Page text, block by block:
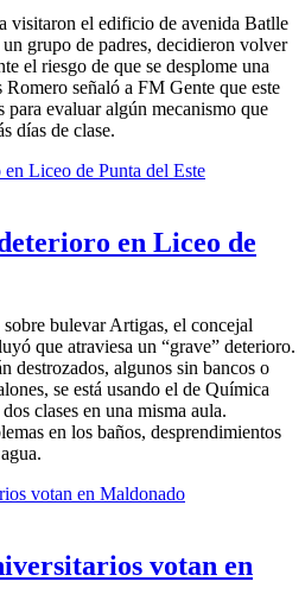
visitaron el edificio de avenida Batlle
grupo de padres, decidieron volver
el riesgo de que se desplome una
señaló a FM Gente que este
para evaluar algún mecanismo que
días de clase.
en Liceo de
bulevar Artigas, el concejal
que atraviesa un “grave” deterioro.
destrozados, algunos sin bancos o
se está usando el de Química
clases en una misma aula.
en los baños, desprendimientos
votan en